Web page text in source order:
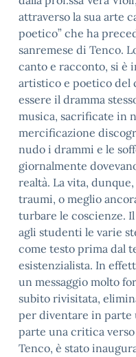
attraverso la sua arte
poetico” che ha
sanremese di Tenco.
canto e racconto, si è
artistico e poetico del
essere il dramma
musica, sacrificate in
mercificazione
nudo i drammi e le
giornalmente
realtà. La vita,
traumi, o meglio
turbare le coscienze.
agli studenti le varie
come testo prima dal
esistenzialista. In
un messaggio molto
subito rivisitata,
per diventare in parte
parte una critica
Tenco, è stato